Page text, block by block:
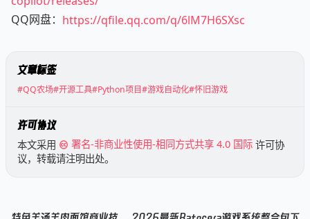
QQ网盘： https://qfile.qq.com/q/6lM7H6SXsc
文章标签
#QQ农场#开源工具#Python项目#游戏自动化#怀旧游戏
许可协议
本文采用 署名-非商业性使用-相同方式共享 4.0 国际 许可协
议，转载请注明出处。